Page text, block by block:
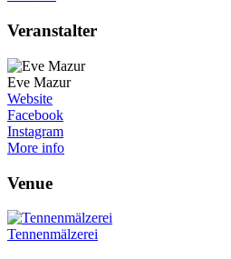
Veranstalter
Eve Mazur
Website
Facebook
Instagram
More info
Venue
Tennenmälzerei